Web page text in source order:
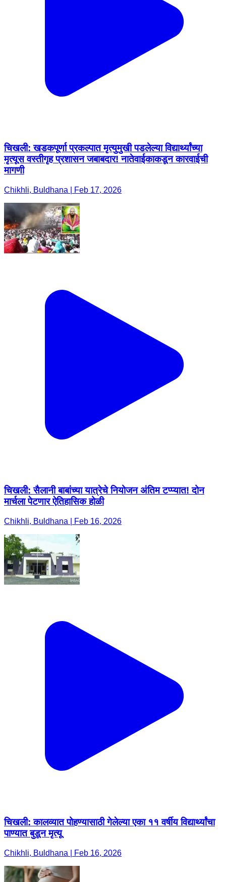
चिखली: खडकपूर्णा प्रकल्पात मृत्युमुखी पडलेल्या विद्यार्थ्यांच्या
मृत्यूस वस्तीगृह प्रशासन जबाबदार! नातेवाईकाकडून कारवाईची
मागणी
Chikhli, Buldhana | Feb 17, 2026
चिखली: सैलानी बाबांच्या यात्रेचे नियोजन अंतिम टप्प्यात! दोन
मार्चला पेटणार ऐतिहासिक होळी
Chikhli, Buldhana | Feb 16, 2026
चिखली: कालव्यात पोहण्यासाठी गेलेल्या एका ११ वर्षीय विद्यार्थ्यांचा
पाण्यात बुडून मृत्यू
Chikhli, Buldhana | Feb 16, 2026